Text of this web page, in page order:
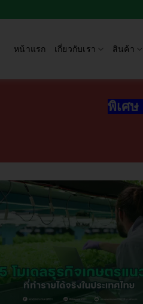
หน้าแรก เกี่ยวกับเรา สินค้า
พิเศ